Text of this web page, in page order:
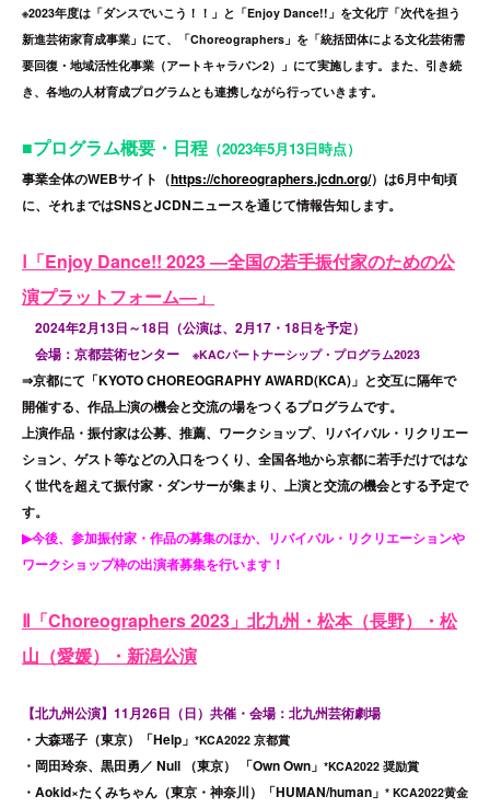
※2023年度は「ダンスでいこう！！」と「Enjoy Dance!!」を文化庁「次代を担う
新進芸術家育成事業」にて、「Choreographers」を「統括団体による文化芸術需
要回復・地域活性化事業（アートキャラバン2）」にて実施します。 また、引き続
き、各地の人材育成プログラムとも連携しながら行っていきます。
■プログラム概要・日程 （2023年5月13日時点）
事業全体のWEBサイト（https://choreographers.jcdn.org/）は6月中旬頃
に、それまではSNSとJCDNニュースを通じて情報告知します。
Ⅰ「Enjoy Dance!! 2023 ―全国の若手振付家のための公
演プラットフォーム―」
2024年2月13日～18日（公演は、2月17・18日を予定）
会場：京都芸術センター ※KACパートナーシップ・プログラム2023
⇒京都にて「KYOTO CHOREOGRAPHY AWARD(KCA)」と交互に隔年で
開催する、作品上演の機会と交流の場をつくるプログラムです。
上演作品・振付家は公募、推薦、ワークショップ、リバイバル・リクリエー
ション、ゲスト等などの入口をつくり、全国各地から京都に若手だけではな
く世代を超えて振付家・ダンサーが集まり、上演と交流の機会とする予定で
す。
▶今後、参加振付家・作品の募集のほか、リバイバル・リクリエーションや
ワークショップ枠の出演者募集を行います！
Ⅱ「Choreographers 2023」北九州・松本（長野）・松
山（愛媛）・新潟公演
【北九州公演】11月26日（日）共催・会場：北九州芸術劇場
・大森瑶子（東京）「Help」 *KCA2022 京都賞
・岡田玲奈、黒田勇／ Null （東京） 「Own Own」 *KCA2022 奨励賞
・Aokid×たくみちゃん（東京・神奈川）「HUMAN/human」 * KCA2022黄金